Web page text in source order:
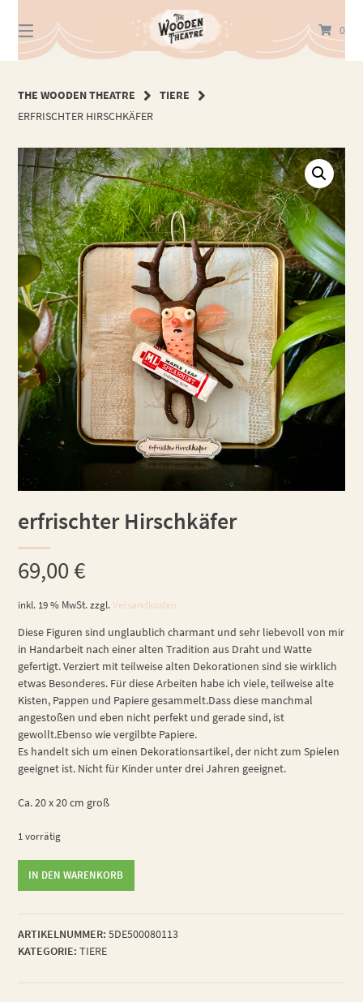
zum
Inhalt
0
THE WOODEN THEATRE
TIERE
ERFRISCHTER HIRSCHKÄFER
erfrischter Hirschkäfer
69,00€
inkl. 19 % MwSt. zzgl.Versandkosten
Diese Figuren sind unglaublich charmant und sehr liebevoll von mir
in Handarbeit nach einer alten Tradition aus Draht und Watte
gefertigt. Verziert mit teilweise alten Dekorationen sind sie wirklich
etwas Besonderes. Für diese Arbeiten habe ich viele, teilweise alte
Kisten, Pappen und Papiere gesammelt.Dass diese manchmal
angestoßen und eben nicht perfekt und gerade sind, ist
gewollt.Ebenso wie vergilbte Papiere.
Es handelt sich um einen Dekorationsartikel, der nicht zum Spielen
geeignet ist. Nicht für Kinder unter drei Jahren geeignet.
Ca. 20 x 20 cm groß
1 vorrätig
IN DEN WARENKORB
ARTIKELNUMMER: 5DE500080113
KATEGORIE: TIERE